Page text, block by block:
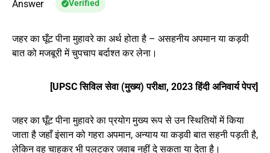
Answer Verified
जहर का घूँट पीना मुहावरे का अर्थ होता है – असहनीय अपमान या कड़वी
बात को मजबूरी में चुपचाप बर्दाश्त कर लेना।
[UPSC सिविल सेवा (मुख्य) परीक्षा, 2023 हिंदी अनिवार्य पेपर]
जहर का घूँट पीना मुहावरे का प्रयोग मुख्य रूप से उन स्थितियों में किया
जाता है जहाँ इंसान को गहरा अपमान, अन्याय या कड़वी बात सहनी पड़ती है,
लेकिन वह चाहकर भी पलटकर जवाब नहीं दे सकता या देता है।